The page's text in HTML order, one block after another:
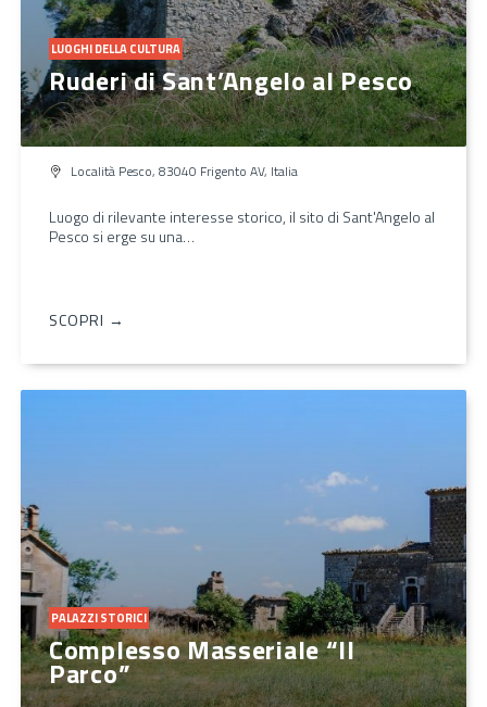
LUOGHI DELLA CULTURA
Ruderi di Sant’Angelo al Pesco
Località Pesco, 83040 Frigento AV, Italia
Luogo di rilevante interesse storico, il sito di Sant'Angelo al
Pesco si erge su una…
SCOPRI →
PALAZZI STORICI
Complesso Masseriale “Il
Parco”